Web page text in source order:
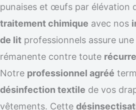
punaises et œufs par élévation
traitement chimique avec nos
de lit professionnels assure
rémanente contre toute
Notre professionnel agréé
désinfection textile de vos
vêtements. Cette